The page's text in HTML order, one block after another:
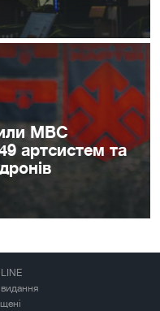
МВС
артсистем та